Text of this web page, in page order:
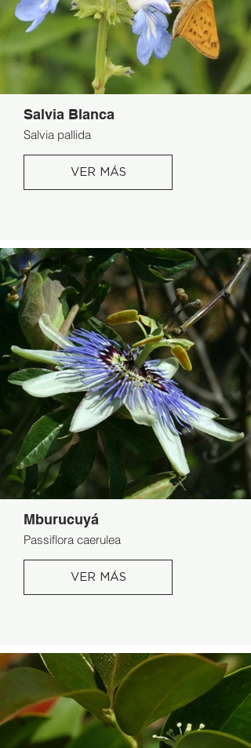
Salvia Blanca
Salvia pallida
VER MÁS
Mburucuyá
Passiflora caerulea
VER MÁS